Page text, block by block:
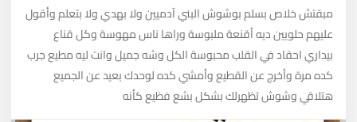
مبقتش خلاص بسلم بوشوش البني آدميين ولا بهدي ولا بتعلم وأقول
عليهم حلويين ديه أقنعة ملبوسة وراها ناس مهوسة وكل قناع
بيداري احقاد في القلب محبوسة الكل وشه جميل وانت ليه مطيع جرب
كده مرة وأخرج عن القطيع وأمشي كده لوحدك بعيد عن الجميع
هتلاقي وشوش تظهرلك بشكل بشع فظيع كأنه